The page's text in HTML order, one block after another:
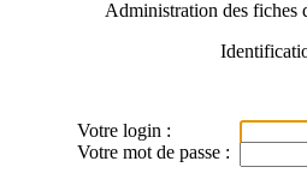
Administration des fiches
Votre login :
Votre mot de passe :